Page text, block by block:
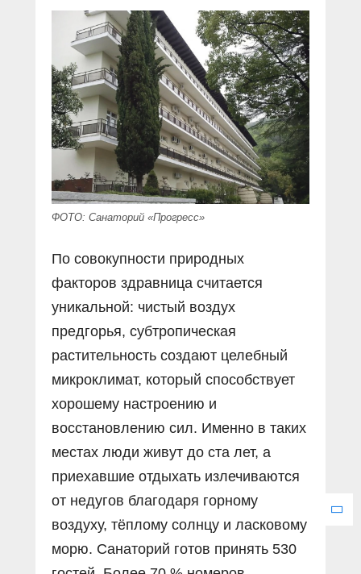
ФОТО: Санаторий «Прогресс»
По совокупности природных
факторов здравница считается
уникальной: чистый воздух
предгорья, субтропическая
растительность создают целебный
микроклимат, который способствует
хорошему настроению и
восстановлению сил. Именно в таких
местах люди живут до ста лет, а
приехавшие отдыхать излечиваются
от недугов благодаря горному
воздуху, тёплому солнцу и ласковому
морю. Санаторий готов принять 530